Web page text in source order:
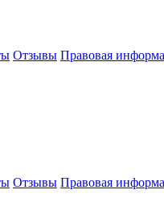
Отзывы Правовая
Отзывы Правовая